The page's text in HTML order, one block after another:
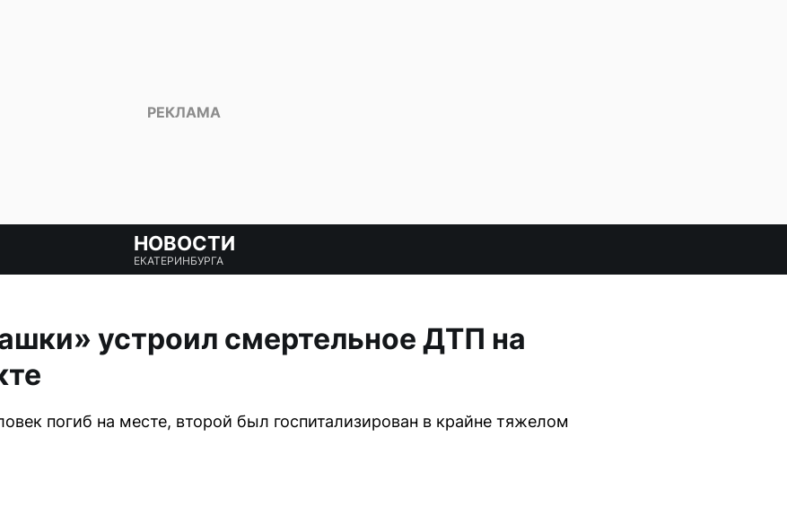
НОВОСТИ
ЕКАТЕРИНБУРГА
устроил смертельное ДТП на
погиб на месте, второй был госпитализирован в крайне тяжелом